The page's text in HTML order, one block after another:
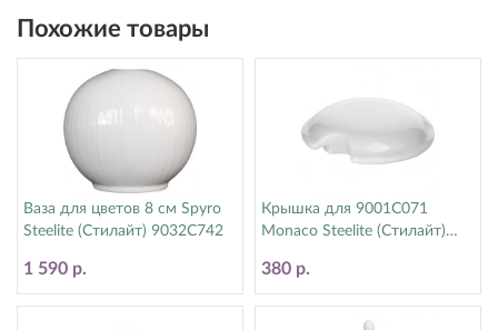
Похожие товары
Ваза для цветов 8 см Spyro
Steelite (Стилайт) 9032C742
1 590 р.
Крышка для 9001C071
Monaco Steelite (Стилайт)
380 р.